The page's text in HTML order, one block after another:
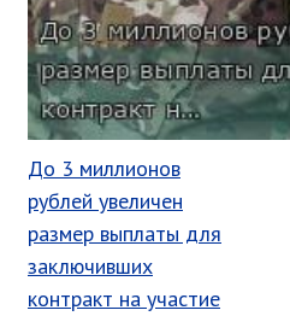
Глава МОГП
Отчёты главы
Первый заместитель
август 2026 г.
июль 2026 г.
июнь 2026 г.
До 3 миллионов
рублей увеличен
размер выплаты для
заключивших
контракт на участие